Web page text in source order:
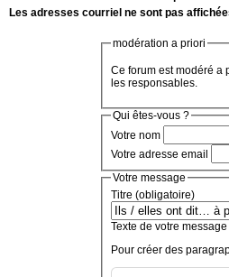
Les adresses courriel ne sont pas
modération a priori
Ce forum est modéré a
les responsables.
Qui êtes-vous ?
Votre nom
Votre adresse email
Votre message
Titre (obligatoire)
Texte de votre
Pour créer des